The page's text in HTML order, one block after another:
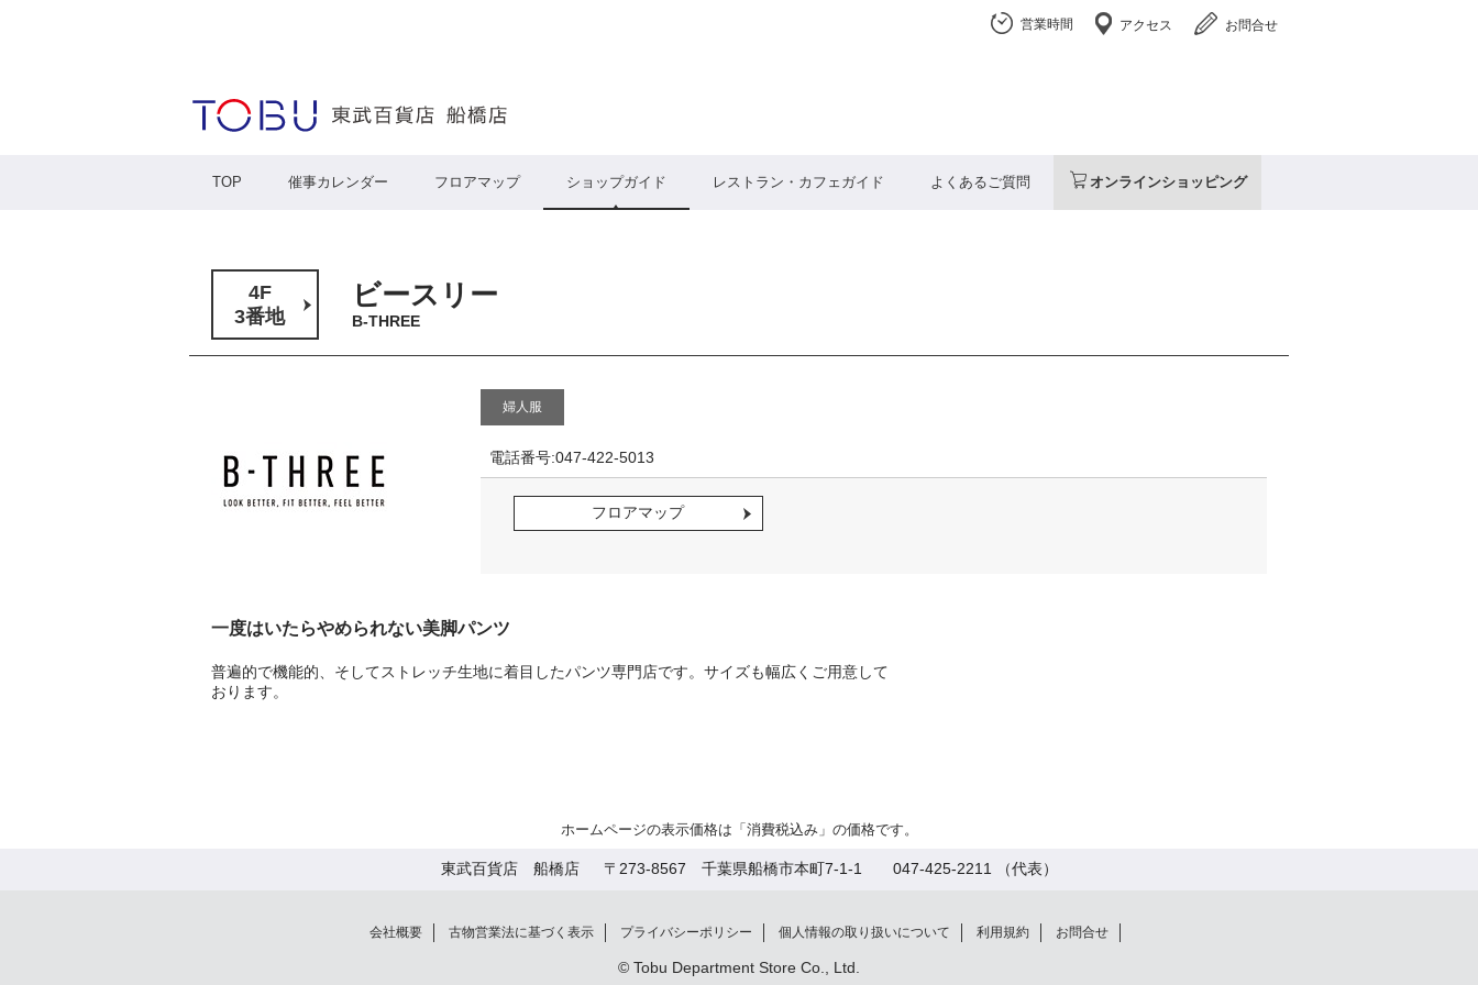
お問合せ
アクセス
営業時間
TOP 催事カレンダー フロアマップ ショップガイド レストラン・カフェガイド よくあるご質問 オンラインショッピング
4F
3番地
ビースリー
B-THREE
婦人服
電話番号:047-422-5013
フロアマップ
一度はいたらやめられない美脚パンツ
普遍的で機能的、そしてストレッチ生地に着目したパンツ専門店です。サイズも幅広くご用意して
おります。
ホームページの表示価格は「消費税込み」の価格です。
東武百貨店 船橋店 〒273-8567 千葉県船橋市本町7-1-1 047-425-2211 （代表）
会社概要 古物営業法に基づく表示 プライバシーポリシー 個人情報の取り扱いについて 利用規約 お問合せ
© Tobu Department Store Co., Ltd.